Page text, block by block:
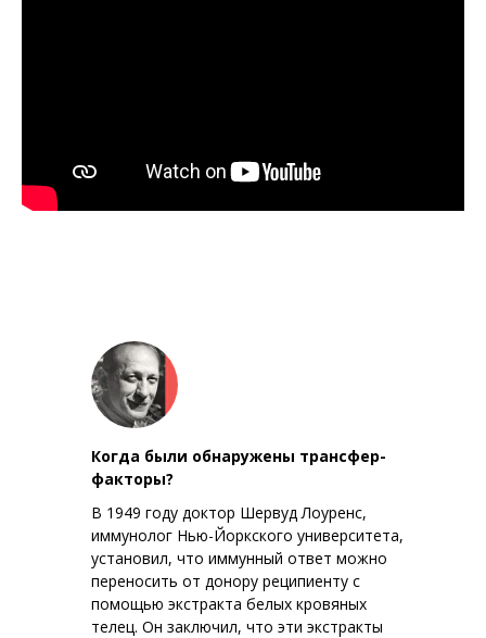
Когда были обнаружены трансфер-
факторы?
В 1949 году доктор Шервуд Лоуренс,
иммунолог Нью-Йоркского университета,
установил, что иммунный ответ можно
переносить от донору реципиенту с
помощью экстракта белых кровяных
телец. Он заключил, что эти экстракты